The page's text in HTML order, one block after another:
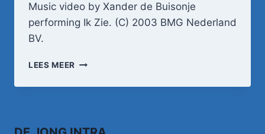
Music video by Xander de Buisonje
performing Ik Zie. (C) 2003 BMG Nederland
BV.
LEES MEER XANDER
BUISONJÉ